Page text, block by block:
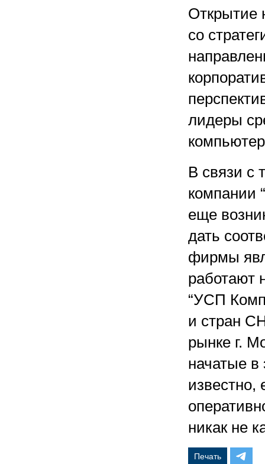
Открытие
со
лидеры
В связи с
компании
еще
дать
фирмы
работают
“УСП
и стран
рынке г.
начатые в
известно,
никак не
Печать